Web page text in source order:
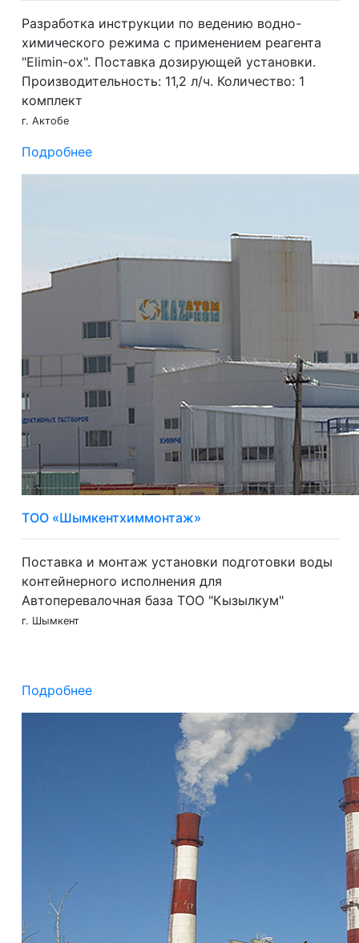
Разработка инструкции по ведению водно-
химического режима с применением реагента
"Elimin-ox". Поставка дозирующей установки.
Производительность: 11,2 л/ч. Количество: 1
комплект
г. Актобе
Подробнее
ТОО «Шымкентхиммонтаж»
Поставка и монтаж установки подготовки воды
контейнерного исполнения для
Автоперевалочная база ТОО "Кызылкум"
г. Шымкент
Подробнее